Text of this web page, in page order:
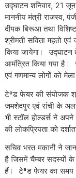
उद्घाटन शनिवार, 21
माननीय मंत्री राजस्व,
दीपक बिरूआ तथा
श्रीमती सविता महतो
किया जायेगा। उद्घाटन
आमंत्रित किया गया है।
एवं गणमान्य लोगोें को
टेªड फेयर की संयोजक
जमशेदपुर एवं रांची के
भी स्टॉल होल्डर्स ने
की लोकप्रियता को
सचिव भरत मकानी ने
है जिसमें चैम्बर सदस्यों
हैं। टेªड फेयर का समय